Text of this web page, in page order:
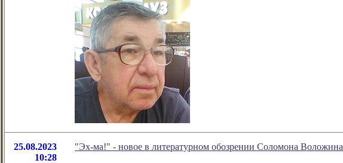
25.08.2023
10:28
"Эх-ма!" - новое в литературном обозрении Соломона Воложина